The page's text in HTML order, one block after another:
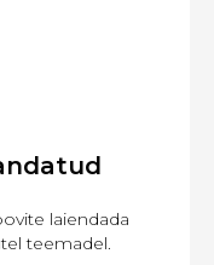
laiendada
teemadel.